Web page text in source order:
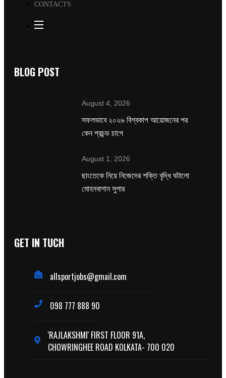
CONTACTS
BLOG POST
August 4, 2026
সফলভাবে ২০২৬ বিশ্বকাপ আয়োজনের পর
কেন প্রচন্ড চাপে
August 1, 2026
ছাংতেকে নিয়ে নিজেদের শক্তি বৃদ্ধি ঘটালো
মোহনবাগান সুপার
GET IN TUCH
allsportjobs@gmail.com
098 777 888 90
'RAJLAKSHMI' FIRST FLOOR 91A,
CHOWRINGHEE ROAD KOLKATA- 700 020